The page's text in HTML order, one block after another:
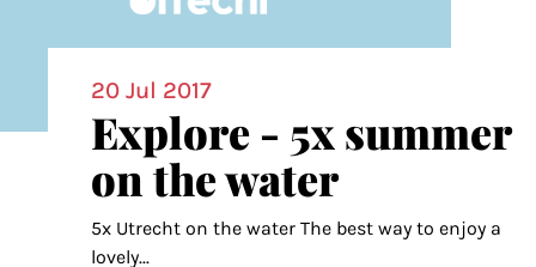
20 Jul 2017
Explore - 5x summer
on the water
5x Utrecht on the water The best way to enjoy a
lovely...